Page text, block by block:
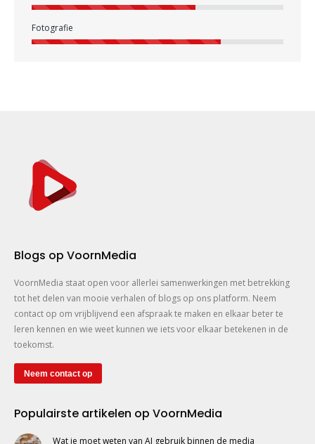
Fotografie
Blogs op VoornMedia
VoornMedia staat open voor allerlei samenwerkingen met betrekking
tot het delen van mooie verhalen of blogs op ons platform. Neem
contact op om vrijblijvend een afspraak te maken en elkaar beter te
leren kennen en wie weet kunnen we iets voor elkaar betekenen in de
toekomst.
Neem contact op
Populairste artikelen op VoornMedia
Wat je moet weten van AI gebruik binnen de media